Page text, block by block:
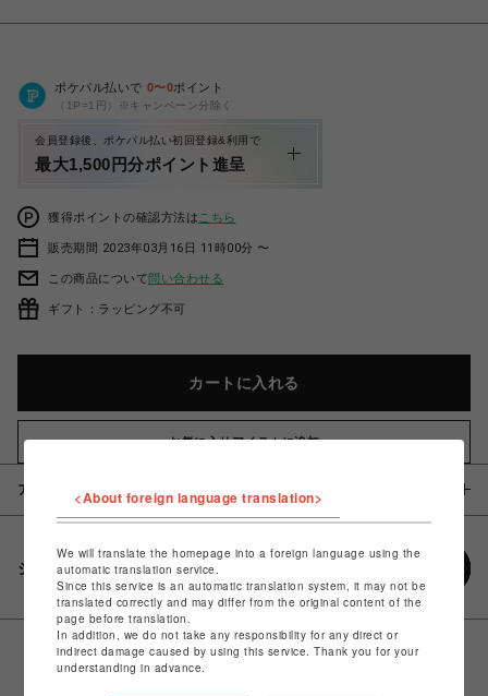
ポケパル払いで 0〜0ポイント
（1P=1円）※キャンペーン分除く
会員登録後、ポケパル払い初回登録&利用で
最大1,500円分ポイント進呈
獲得ポイントの確認方法は こちら
販売期間 2023年03月16日 11時00分 〜
この商品について問い合わせる
ギフト：ラッピング不可
カートに入れる
お気に入りアイテムに追加
アイテム説明 / 素材
シェアする
<About foreign language translation>
We will translate the homepage into a foreign language using the
automatic translation service.
Since this service is an automatic translation system, it may not be
translated correctly and may differ from the original content of the
page before translation.
In addition, we do not take any responsibility for any direct or
indirect damage caused by using this service. Thank you for your
understanding in advance.